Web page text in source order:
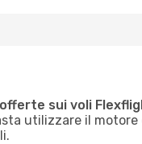
sui voli
utilizzare il